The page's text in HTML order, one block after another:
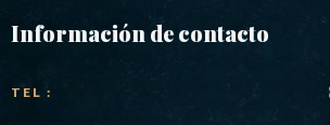
Información de contacto
TEL :